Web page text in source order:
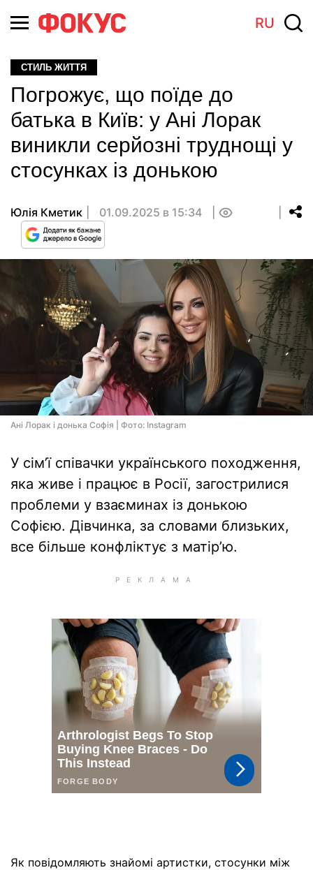
RU
СТИЛЬ ЖИТТЯ
Погрожує, що поїде до
батька в Київ: у Ані Лорак
виникли серйозні труднощі у
стосунках із донькою
Юлія Кметик 01.09.2025 в 15:34
Ані Лорак і донька Софія | Фото: Instagram
У сім’ї співачки українського походження,
яка живе і працює в Росії, загострилися
проблеми у взаєминах із донькою
Софією. Дівчинка, за словами близьких,
все більше конфліктує з матір’ю.
Як повідомляють знайомі артистки, стосунки між